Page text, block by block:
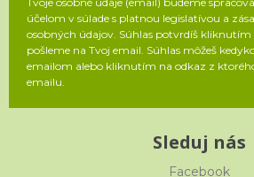
účelom v súlade s platnou legislatívou a
osobných údajov. Súhlas potvrdíš
pošleme na Tvoj email. Súhlas môžeš
emailom alebo kliknutím na odkaz z
emailu.
Sleduj nás
Facebook